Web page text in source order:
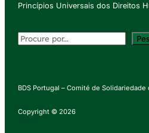
Princípios Universais dos Direitos
P
u
s
BDS Portugal – Comité de Solidariedade
Copyright © 2026